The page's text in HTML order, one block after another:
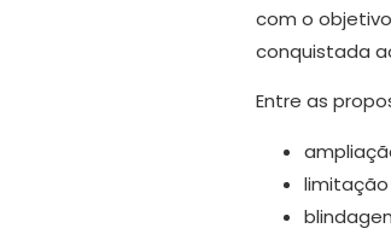
com o
conquistada
Entre as